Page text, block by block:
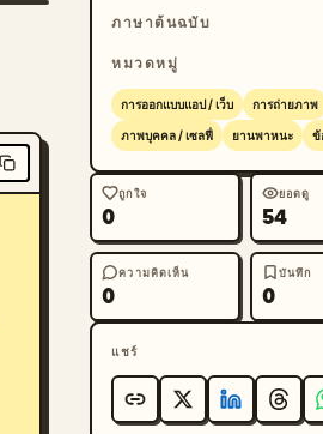
ภาษาต้นฉบับ
หมวดหมู่
การออกแบบแอป / เว็บ การถ่ายภาพ
ภาพบุคคล / เซลฟี่ ยานพาหนะ ข้
ถูกใจ
0
ยอดดู
54
ความคิดเห็น
0
บันทึก
0
แชร์